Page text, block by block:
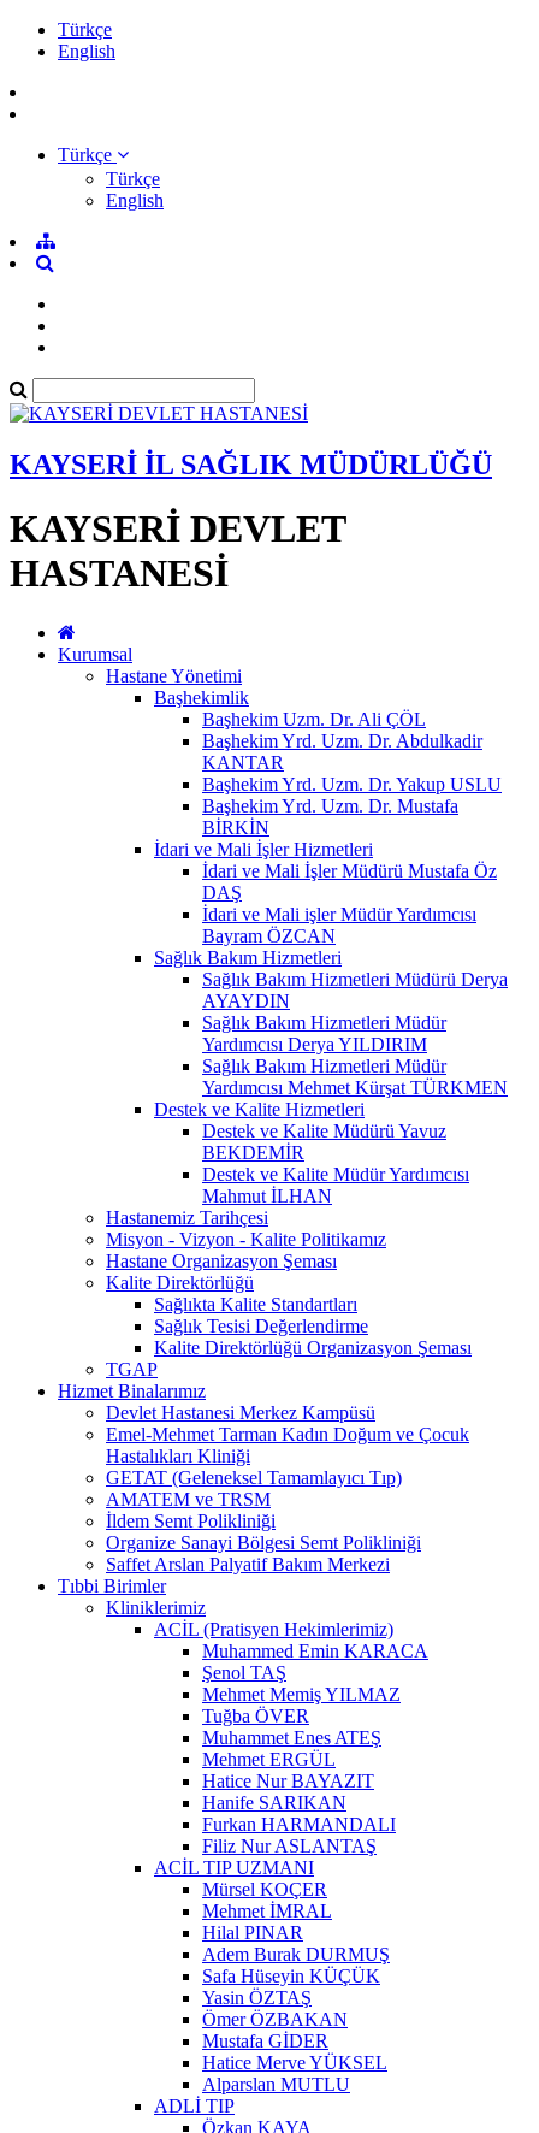
Türkçe
English
Türkçe
Türkçe
English
KAYSERİ İL SAĞLIK MÜDÜRLÜĞÜ
KAYSERİ DEVLET
HASTANESİ
Kurumsal
Hastane Yönetimi
Başhekimlik
Başhekim Uzm. Dr. Ali ÇÖL
Başhekim Yrd. Uzm. Dr. Abdulkadir
KANTAR
Başhekim Yrd. Uzm. Dr. Yakup USLU
Başhekim Yrd. Uzm. Dr. Mustafa
BİRKİN
İdari ve Mali İşler Hizmetleri
İdari ve Mali İşler Müdürü Mustafa Öz
DAŞ
İdari ve Mali işler Müdür Yardımcısı
Bayram ÖZCAN
Sağlık Bakım Hizmetleri
Sağlık Bakım Hizmetleri Müdürü Derya
AYAYDIN
Sağlık Bakım Hizmetleri Müdür
Yardımcısı Derya YILDIRIM
Sağlık Bakım Hizmetleri Müdür
Yardımcısı Mehmet Kürşat TÜRKMEN
Destek ve Kalite Hizmetleri
Destek ve Kalite Müdürü Yavuz
BEKDEMİR
Destek ve Kalite Müdür Yardımcısı
Mahmut İLHAN
Hastanemiz Tarihçesi
Misyon - Vizyon - Kalite Politikamız
Hastane Organizasyon Şeması
Kalite Direktörlüğü
Sağlıkta Kalite Standartları
Sağlık Tesisi Değerlendirme
Kalite Direktörlüğü Organizasyon Şeması
TGAP
Hizmet Binalarımız
Devlet Hastanesi Merkez Kampüsü
Emel-Mehmet Tarman Kadın Doğum ve Çocuk
Hastalıkları Kliniği
GETAT (Geleneksel Tamamlayıcı Tıp)
AMATEM ve TRSM
İldem Semt Polikliniği
Organize Sanayi Bölgesi Semt Polikliniği
Saffet Arslan Palyatif Bakım Merkezi
Tıbbi Birimler
Kliniklerimiz
ACİL (Pratisyen Hekimlerimiz)
Muhammed Emin KARACA
Şenol TAŞ
Mehmet Memiş YILMAZ
Tuğba ÖVER
Muhammet Enes ATEŞ
Mehmet ERGÜL
Hatice Nur BAYAZIT
Hanife SARIKAN
Furkan HARMANDALI
Filiz Nur ASLANTAŞ
ACİL TIP UZMANI
Mürsel KOÇER
Mehmet İMRAL
Hilal PINAR
Adem Burak DURMUŞ
Safa Hüseyin KÜÇÜK
Yasin ÖZTAŞ
Ömer ÖZBAKAN
Mustafa GİDER
Hatice Merve YÜKSEL
Alparslan MUTLU
ADLİ TIP
Özkan KAYA